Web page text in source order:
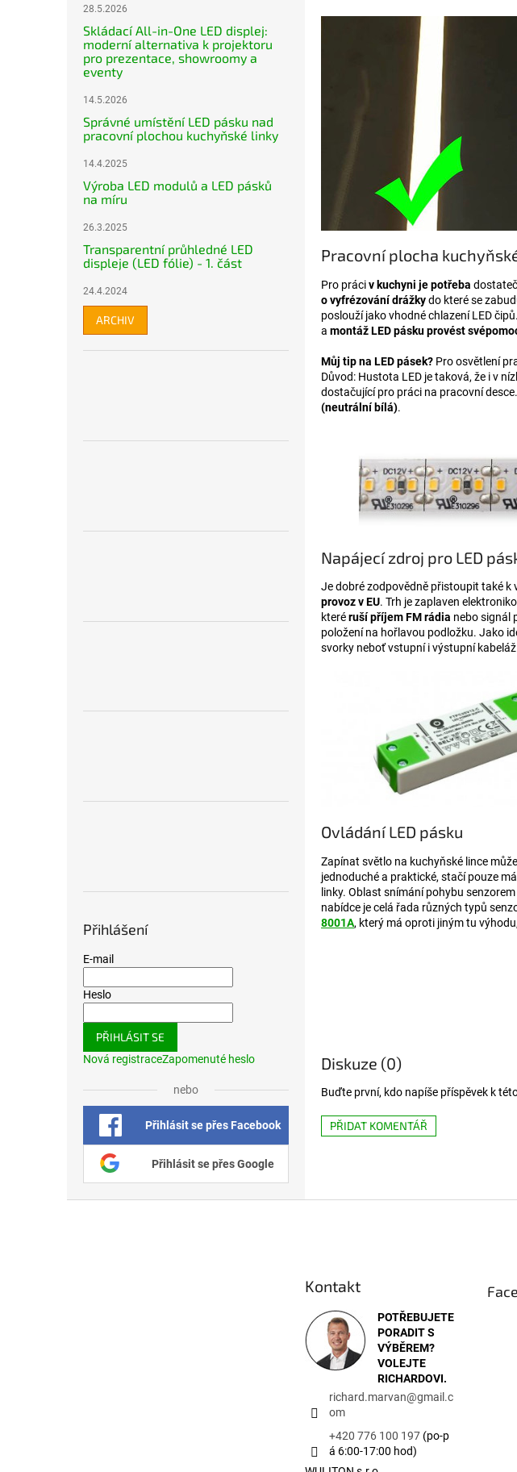
28.5.2026
Skládací All-in-One LED displej:
moderní alternativa k projektoru
pro prezentace, showroomy a
eventy
14.5.2026
Správné umístění LED pásku nad
pracovní plochou kuchyňské linky
14.4.2025
Výroba LED modulů a LED pásků
na míru
26.3.2025
Transparentní průhledné LED
displeje (LED fólie) - 1. část
24.4.2024
ARCHIV
Přihlášení
E-mail
Heslo
PŘIHLÁSIT SE
Nová registraceZapomenuté heslo
nebo
Přihlásit se přes Facebook
Přihlásit se přes Google
Pracovní plocha
Pro práciv kuchyni je potřeba
o vyfrézování drážkydo které se
poslouží jako vhodné chlazení LED
a montáž LED pásku provést
Můj tip na LED pásek? Pro osvětlení
Důvod: Hustota LED je taková, že i v
dostačující pro práci na pracovní
(neutrální bílá).
Napájecí zdroj pro LED
Je dobré zodpovědně přistoupit také k
provoz v EU. Trh je zaplaven
kteréruší příjem FM rádia nebo signál
položení na hořlavou podložku. Jako
svorky neboť vstupní i výstupní
Ovládání LED pásku
Zapínat světlo na kuchyňské lince
jednoduché a praktické, stačí pouze
linky. Oblast snímání pohybu
nabídce je celá řada různých typů
8001A, který má oproti jiným tu
Diskuze (0)
Buďte první, kdo napíše příspěvek k
PŘIDAT KOMENTÁŘ
Kontakt
POTŘEBUJETE
PORADIT S
VÝBĚREM?
VOLEJTE
RICHARDOVI.
richard.marvan@gmail.c
om
+420 776 100 197 (po-p
á 6:00-17:00 hod)